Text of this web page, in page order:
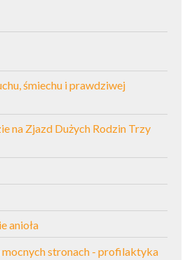
śmiechu i prawdziwej
na Zjazd Dużych Rodzin Trzy
anioła
mocnych stronach - profilaktyka